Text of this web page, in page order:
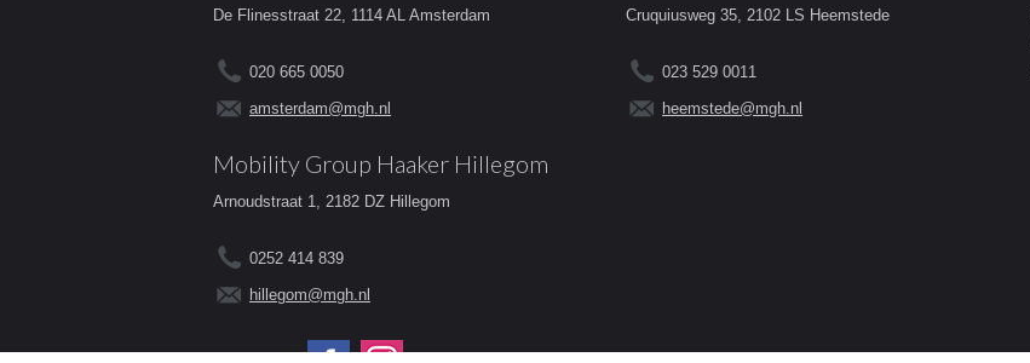
De Flinesstraat 22, 1114 AL Amsterdam
020 665 0050
amsterdam@mgh.nl
Cruquiusweg 35, 2102 LS Heemstede
023 529 0011
heemstede@mgh.nl
Mobility Group Haaker Hillegom
Arnoudstraat 1, 2182 DZ Hillegom
0252 414 839
hillegom@mgh.nl
Volg ons op: